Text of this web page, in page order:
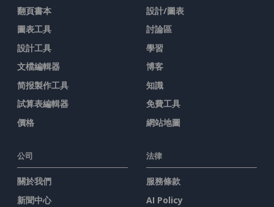
翻頁書本
圖表工具
設計工具
文檔編輯器
简报製作工具
試算表編輯器
價格
設計/圖表
討論區
學習
博客
知識
免費工具
網站地圖
公司
關於我們
新聞中心
法律
服務條款
AI Policy